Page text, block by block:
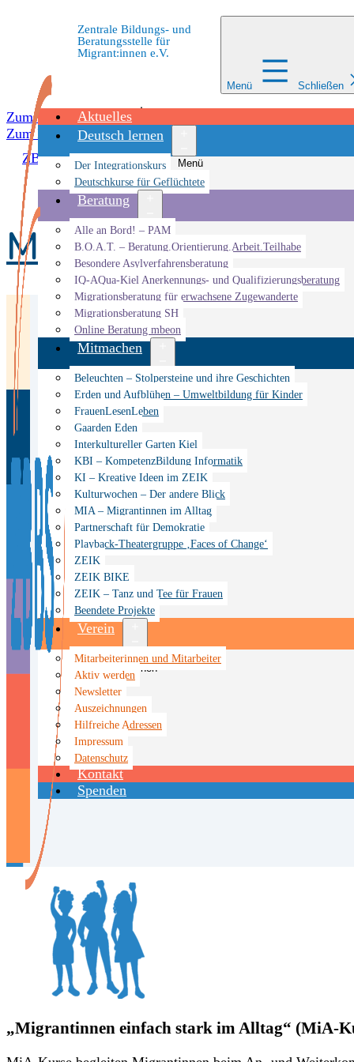
Zum Inhalt springen
Zum Inhalt springen
Zentrale Bildungs- und
Beratungsstelle für
Migrant:innen e.V.
Menü Schließen
Aktuelles
Deutsch lernen
Menü
Der Integrationskurs
Deutschkurse für Geflüchtete
Beratung
Menü
Alle an Bord! – PAM
B.O.A.T. – Beratung.Orientierung.Arbeit.Teilhabe
Besondere Asylverfahrensberatung
IQ-AQua-Kiel Anerkennungs- und Qualifizierungsberatung
Migrationsberatung für erwachsene Zugewanderte
Migrationsberatung SH
Online Beratung mbeon
Mitmachen
Menü
Beleuchten – Stolpersteine und ihre Geschichten
Erden und Aufblühen – Umweltbildung für Kinder
FrauenLesenLeben
Gaarden Eden
Interkultureller Garten Kiel
KBI – KompetenzBildung Informatik
KI – Kreative Ideen im ZEIK
Kulturwochen – Der andere Blick
MIA – Migrantinnen im Alltag
Partnerschaft für Demokratie
Playback-Theatergruppe ‚Faces of Change‘
ZEIK
ZEIK BIKE
ZEIK – Tanz und Tee für Frauen
Beendete Projekte
Verein
Menü
öffnen
Mitarbeiterinnen und Mitarbeiter
Aktiv werden
Newsletter
Auszeichnungen
Hilfreiche Adressen
Impressum
Datenschutz
Kontakt
Spenden
ZBBS»Mitmachen»MIA – Migrantinnen im Alltag
MIA – Migrantinnen
„Migrantinnen einfach stark im Alltag“ (MiA-